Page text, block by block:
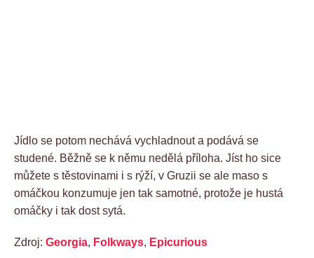
Jídlo se potom nechává vychladnout a podává se
studené. Běžně se k němu nedělá příloha. Jíst ho sice
můžete s těstovinami i s rýží, v Gruzii se ale maso s
omáčkou konzumuje jen tak samotné, protože je hustá
omáčky i tak dost sytá.
Zdroj: Georgia, Folkways, Epicurious